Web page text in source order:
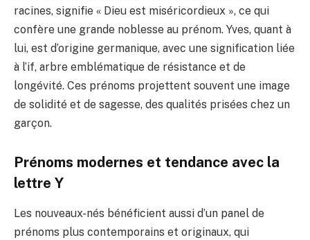
racines, signifie « Dieu est miséricordieux », ce qui
confère une grande noblesse au prénom. Yves, quant à
lui, est d’origine germanique, avec une signification liée
à l’if, arbre emblématique de résistance et de
longévité. Ces prénoms projettent souvent une image
de solidité et de sagesse, des qualités prisées chez un
garçon.
Prénoms modernes et tendance avec la
lettre Y
Les nouveaux-nés bénéficient aussi d’un panel de
prénoms plus contemporains et originaux, qui